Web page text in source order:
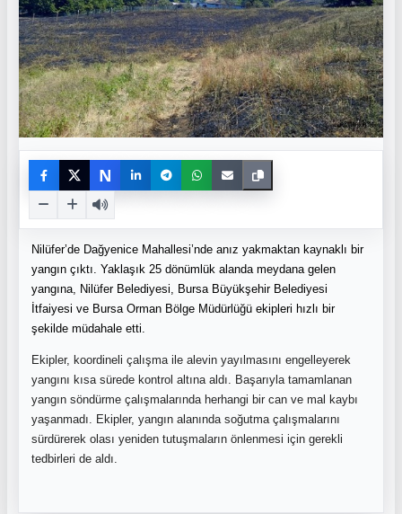
N
Nilüfer’de Dağyenice Mahallesi’nde anız yakmaktan kaynaklı bir
yangın çıktı. Yaklaşık 25 dönümlük alanda meydana gelen
yangına, Nilüfer Belediyesi, Bursa Büyükşehir Belediyesi
İtfaiyesi ve Bursa Orman Bölge Müdürlüğü ekipleri hızlı bir
şekilde müdahale etti.
Ekipler, koordineli çalışma ile alevin yayılmasını engelleyerek
yangını kısa sürede kontrol altına aldı. Başarıyla tamamlanan
yangın söndürme çalışmalarında herhangi bir can ve mal kaybı
yaşanmadı. Ekipler, yangın alanında soğutma çalışmalarını
sürdürerek olası yeniden tutuşmaların önlenmesi için gerekli
tedbirleri de aldı.